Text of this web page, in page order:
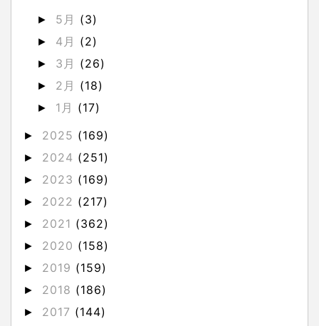
► 5月 (3)
► 4月 (2)
► 3月 (26)
► 2月 (18)
► 1月 (17)
► 2025 (169)
► 2024 (251)
► 2023 (169)
► 2022 (217)
► 2021 (362)
► 2020 (158)
► 2019 (159)
► 2018 (186)
► 2017 (144)